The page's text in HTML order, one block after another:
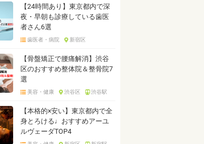
【24時間あり】東京都内で深
夜・早朝も診療している歯医
者さん6選
歯医者・病院 新宿区
【骨盤矯正で腰痛解消】渋谷
区のおすすめ整体院＆整骨院7
選
美容・健康 渋谷区 渋谷駅
【本格的×安い】東京都内で全
身とろける♩おすすめアーユ
ルヴェーダTOP4